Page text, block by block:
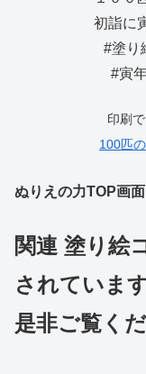
初詣に
#塗り
#寅
印刷
100匹
ぬりえの力TOP画
関連 塗り絵
されていま
是非ご覧く